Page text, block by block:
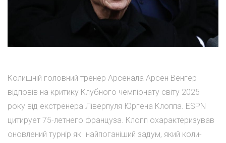
Колишній головний тренер Арсенала Арсен Венгер
відповів на критику Клубного чемпіонату світу 2025
року від екстренера Ліверпуля Юргена Клоппа. ESPN
цитирует 75-летнего француза. Клопп охарактеризував
оновлений турнір як "найпоганіший задум, який коли-